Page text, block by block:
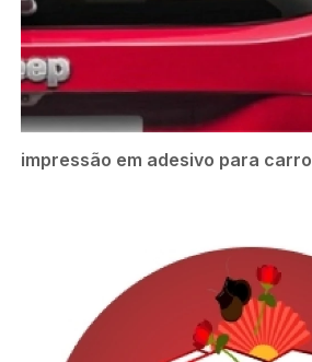
impressão em adesivo para carro